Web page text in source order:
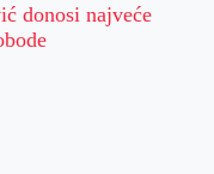
donosi najveće